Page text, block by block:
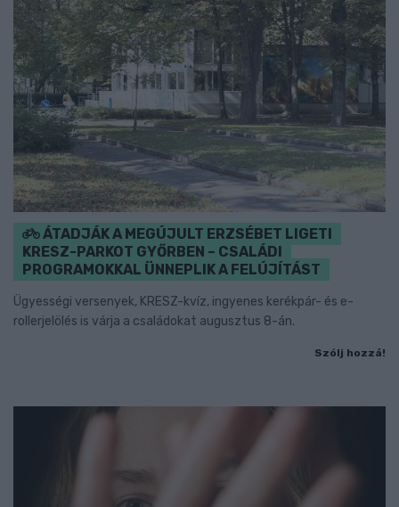
ÁTADJÁK A MEGÚJULT ERZSÉBET LIGETI
KRESZ-PARKOT GYŐRBEN – CSALÁDI
PROGRAMOKKAL ÜNNEPLIK A FELÚJÍTÁST
Ügyességi versenyek, KRESZ-kvíz, ingyenes kerékpár- és e-
rollerjelölés is várja a családokat augusztus 8-án.
Szólj hozzá!